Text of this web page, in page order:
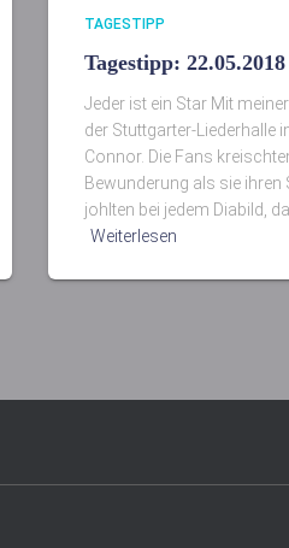
TAGESTIPP
Tagestipp: 22.05.2018
Jeder ist ein Star Mit
der Stuttgarter-Liederhalle
Connor. Die Fans
Bewunderung als sie ihren
johlten bei jedem Diabild,
Weiterlesen